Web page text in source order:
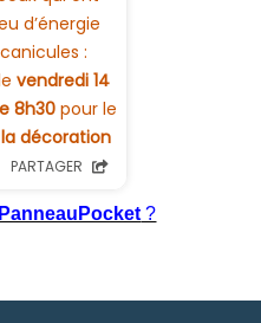
PanneauPocket ?